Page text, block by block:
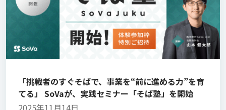
「挑戦者のすぐそばで、事業を“前に進める力”を育
てる」 SoVaが、実践セミナー「そば塾」を開始
2025年11月14日